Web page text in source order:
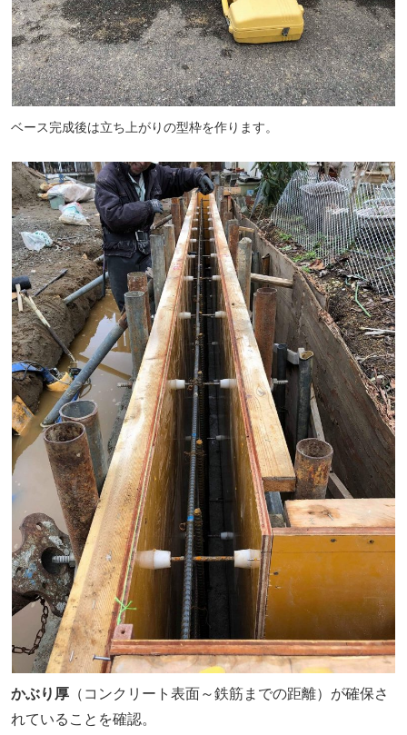
ベース完成後は立ち上がりの型枠を作ります。
かぶり厚（コンクリート表面～鉄筋までの距離）が確保さ
れていることを確認。